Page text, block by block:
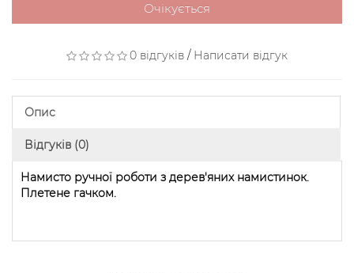
Очікується
0 відгуків / Написати відгук
Опис
Відгуків (0)
Намисто ручної роботи з дерев'яних намистинок.
Плетене гачком.